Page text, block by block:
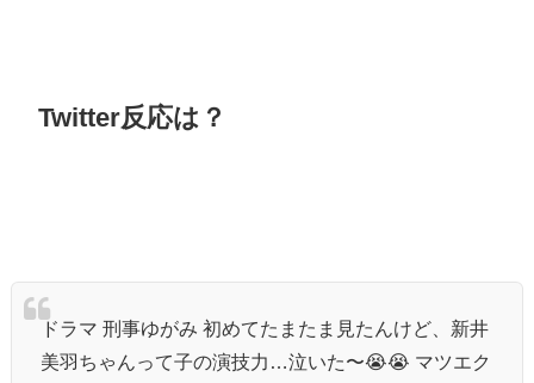
Twitter反応は？
ドラマ 刑事ゆがみ 初めてたまたま見たんけど、新井
美羽ちゃんって子の演技力…泣いた〜😭😭 マツエク